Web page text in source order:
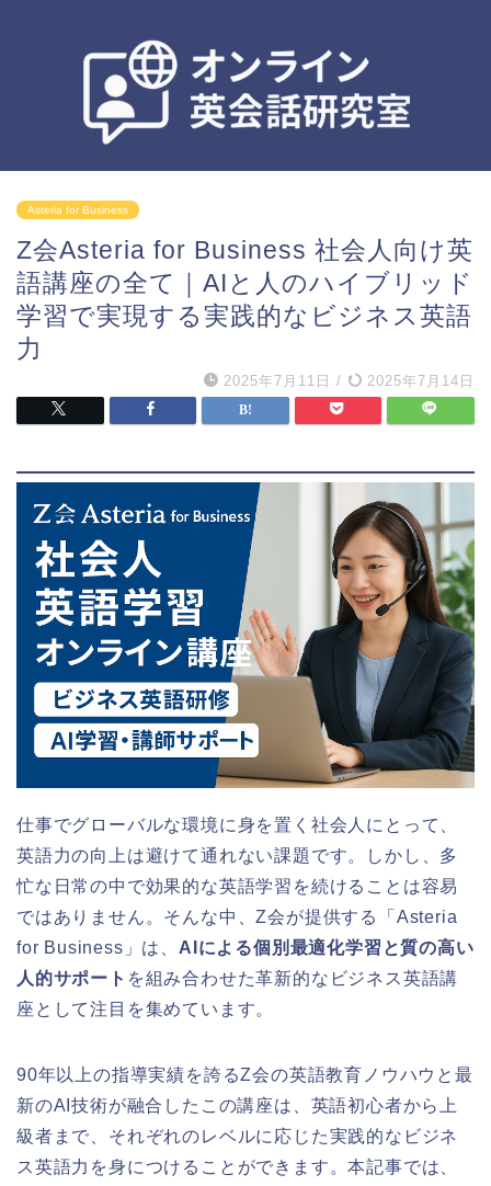
Asteria for Business
Z会Asteria for Business 社会人向け英
語講座の全て｜AIと人のハイブリッド
学習で実現する実践的なビジネス英語
力
2025年7月11日 / 2025年7月14日
仕事でグローバルな環境に身を置く社会人にとって、
英語力の向上は避けて通れない課題です。しかし、多
忙な日常の中で効果的な英語学習を続けることは容易
ではありません。そんな中、Z会が提供する「Asteria
for Business」は、 AIによる個別最適化学習と質の高い
人的サポート を組み合わせた革新的なビジネス英語講
座として注目を集めています。
90年以上の指導実績を誇るZ会の英語教育ノウハウと最
新のAI技術が融合したこの講座は、英語初心者から上
級者まで、それぞれのレベルに応じた実践的なビジネ
ス英語力を身につけることができます。本記事では、